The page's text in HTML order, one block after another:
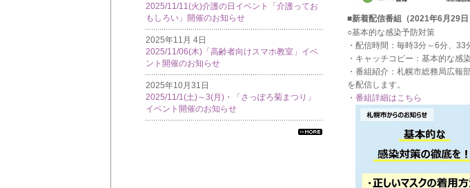
2025/11/11(火)介護の日イベント「介護ってお
もしろい」開催のお知らせ
2025年11月 4日
2025/11/06(木)「高齢者向けスマホ教室」イベ
ント開催のお知らせ
2025年10月31日
2025/11/1(土)～3(月)・「さっぽろ菊まつり」
イベント開催のお知らせ
■新着配信番組（2021年6月29日
○基本的な感染予防対策
・配信時間：毎時3分～6分、33
・キャッチコピー：基本的な感
・番組紹介：札幌市総務局広報
を配信します。
・ 番組詳細はこちら